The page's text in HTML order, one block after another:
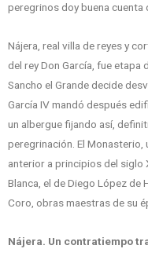
peregrinos doy buena cuenta
Nájera, real villa de reyes y
del rey Don García, fue etapa
Sancho el Grande decide
García IV mandó después
un albergue fijando así,
peregrinación. El
anterior a principios del siglo
Blanca, el de Diego López de
Coro, obras maestras de su
Nájera. Un contratiempo